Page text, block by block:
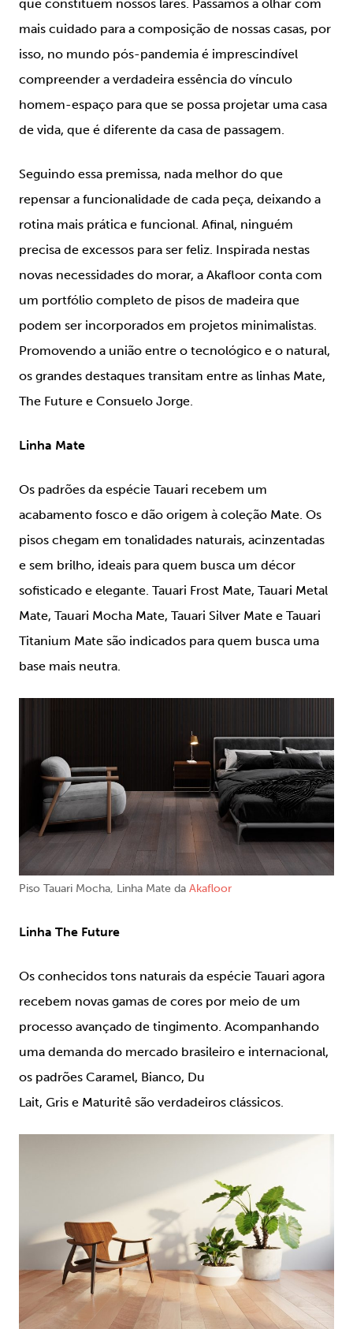
que constituem nossos lares. Passamos a olhar com
mais cuidado para a composição de nossas casas, por
isso, no mundo pós-pandemia é imprescindível
compreender a verdadeira essência do vínculo
homem-espaço para que se possa projetar uma casa
de vida, que é diferente da casa de passagem.
Seguindo essa premissa, nada melhor do que
repensar a funcionalidade de cada peça, deixando a
rotina mais prática e funcional. Afinal, ninguém
precisa de excessos para ser feliz. Inspirada nestas
novas necessidades do morar, a Akafloor conta com
um portfólio completo de pisos de madeira que
podem ser incorporados em projetos minimalistas.
Promovendo a união entre o tecnológico e o natural,
os grandes destaques transitam entre as linhas Mate,
The Future e Consuelo Jorge.
Linha Mate
Os padrões da espécie Tauari recebem um
acabamento fosco e dão origem à coleção Mate. Os
pisos chegam em tonalidades naturais, acinzentadas
e sem brilho, ideais para quem busca um décor
sofisticado e elegante. Tauari Frost Mate, Tauari Metal
Mate, Tauari Mocha Mate, Tauari Silver Mate e Tauari
Titanium Mate são indicados para quem busca uma
base mais neutra.
Piso Tauari Mocha, Linha Mate da Akafloor
Linha The Future
Os conhecidos tons naturais da espécie Tauari agora
recebem novas gamas de cores por meio de um
processo avançado de tingimento. Acompanhando
uma demanda do mercado brasileiro e internacional,
os padrões Caramel, Bianco, Du
Lait, Gris e Maturitê são verdadeiros clássicos.